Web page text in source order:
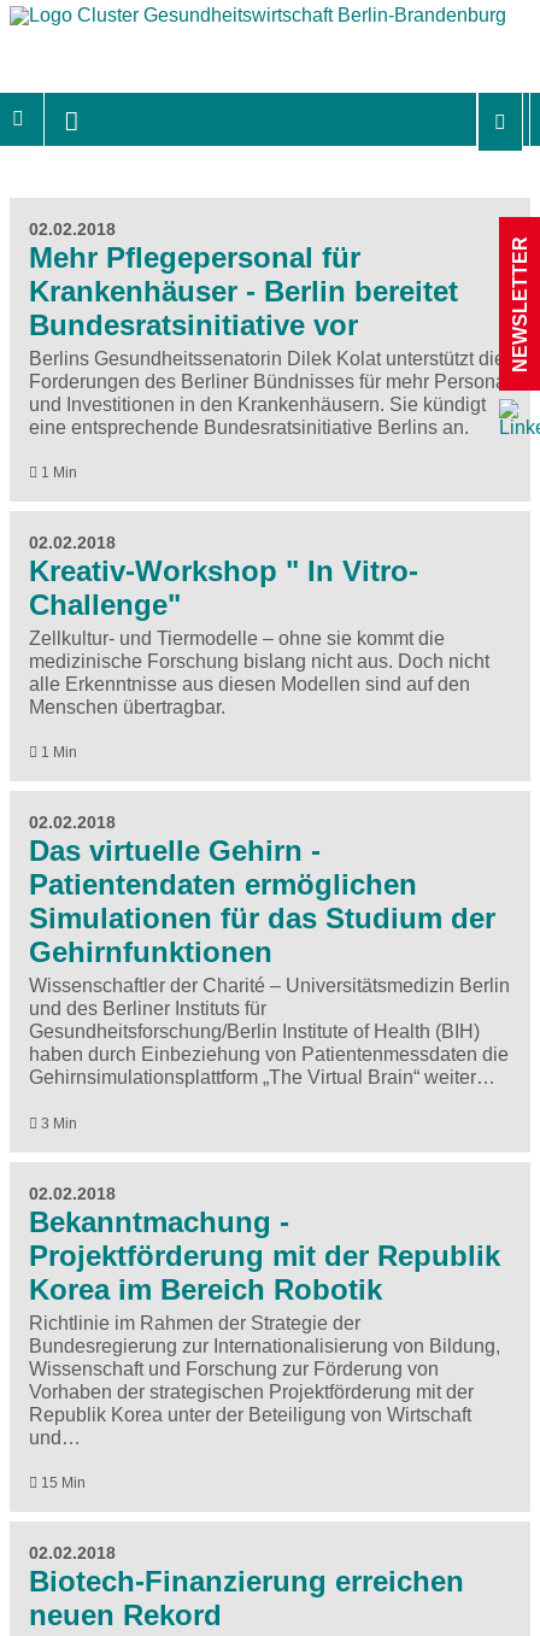
02.02.2018
Mehr Pflegepersonal für
Krankenhäuser - Berlin bereitet
Bundesratsinitiative vor
Berlins Gesundheitssenatorin Dilek Kolat unterstützt die
Forderungen des Berliner Bündnisses für mehr Personal
und Investitionen in den Krankenhäusern. Sie kündigt
eine entsprechende Bundesratsinitiative Berlins an.
1 Min
02.02.2018
Kreativ-Workshop " In Vitro-
Challenge"
Zellkultur- und Tiermodelle – ohne sie kommt die
medizinische Forschung bislang nicht aus. Doch nicht
alle Erkenntnisse aus diesen Modellen sind auf den
Menschen übertragbar.
1 Min
02.02.2018
Das virtuelle Gehirn -
Patientendaten ermöglichen
Simulationen für das Studium der
Gehirnfunktionen
Wissenschaftler der Charité – Universitätsmedizin Berlin
und des Berliner Instituts für
Gesundheitsforschung/Berlin Institute of Health (BIH)
haben durch Einbeziehung von Patientenmessdaten die
Gehirnsimulationsplattform „The Virtual Brain“ weiter…
3 Min
02.02.2018
Bekanntmachung -
Projektförderung mit der Republik
Korea im Bereich Robotik
Richtlinie im Rahmen der Strategie der
Bundesregierung zur Internationalisierung von Bildung,
Wissenschaft und Forschung zur Förderung von
Vorhaben der strategischen Projektförderung mit der
Republik Korea unter der Beteiligung von Wirtschaft
und…
15 Min
02.02.2018
Biotech-Finanzierung erreichen
neuen Rekord
NEWSLETTER